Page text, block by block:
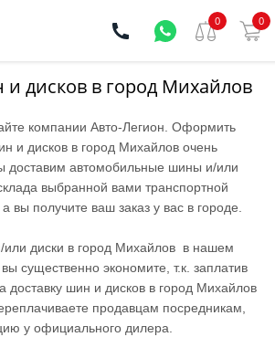
0 0
дисков в город Михайлов
компании Aвто-Легион. Оформить
и дисков в город Михайлов очень
доставим автомобильные шины и/или
выбранной вами транспортной
вы получите ваш заказ у вас в городе.
или диски в город Михайлов в нашем
существенно экономите, т.к. заплатив
доставку шин и дисков в город Михайлов
продавцам посредникам,
у официального дилера.